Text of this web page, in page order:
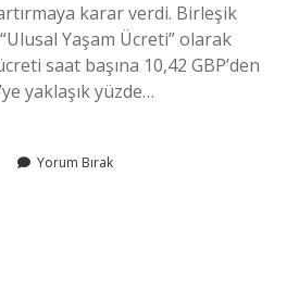
karar verdi. Birleşik
Yaşam Ücreti” olarak
saat başına 10,42 GBP’den
yaklaşık yüzde…
Yorum Bırak